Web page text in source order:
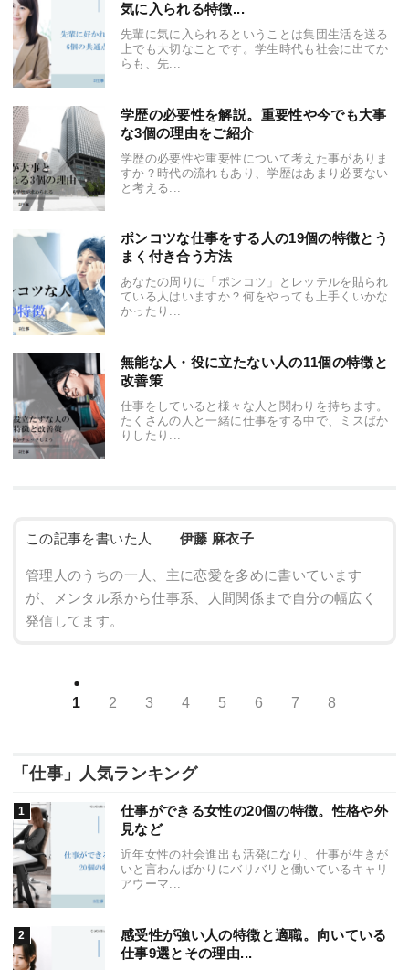
気に入られる特徴...
先輩に気に入られるということは集団生活を送る
上でも大切なことです。学生時代も社会に出てか
らも、先...
学歴の必要性を解説。重要性や今でも大事
な3個の理由をご紹介
学歴の必要性や重要性について考えた事がありま
すか？時代の流れもあり、学歴はあまり必要ない
と考える...
ポンコツな仕事をする人の19個の特徴とう
まく付き合う方法
あなたの周りに「ポンコツ」とレッテルを貼られ
ている人はいますか？何をやっても上手くいかな
かったり...
無能な人・役に立たない人の11個の特徴と
改善策
仕事をしていると様々な人と関わりを持ちます。
たくさんの人と一緒に仕事をする中で、ミスばか
りしたり...
この記事を書いた人 伊藤 麻衣子
管理人のうちの一人、主に恋愛を多めに書いています
が、メンタル系から仕事系、人間関係まで自分の幅広く
発信してます。
1 2 3 4 5 6 7 8
「仕事」人気ランキング
仕事ができる女性の20個の特徴。性格や外
見など
近年女性の社会進出も活発になり、仕事が生きが
いと言わんばかりにバリバリと働いているキャリ
アウーマ...
感受性が強い人の特徴と適職。向いている
仕事9選とその理由...